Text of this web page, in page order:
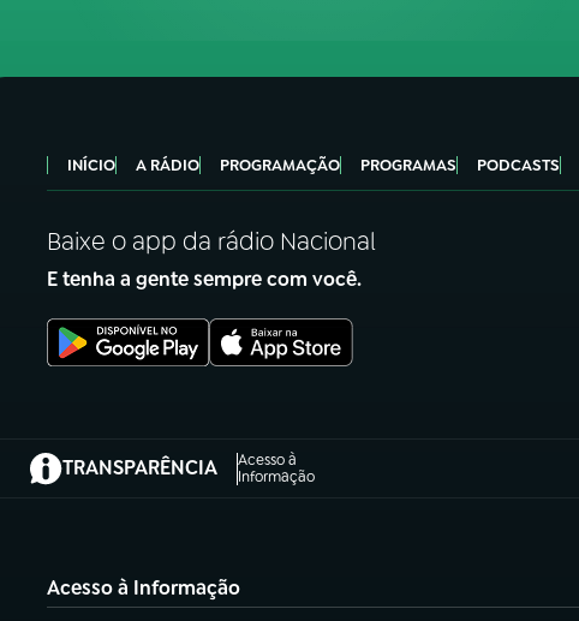
INÍCIO A RÁDIO PROGRAMAÇÃO PROGRAMAS PODCASTS
Baixe o app da rádio Nacional
E tenha a gente sempre com você.
TRANSPARÊNCIA
Acesso à
Informação
(abre em nova aba)
Acesso à Informação